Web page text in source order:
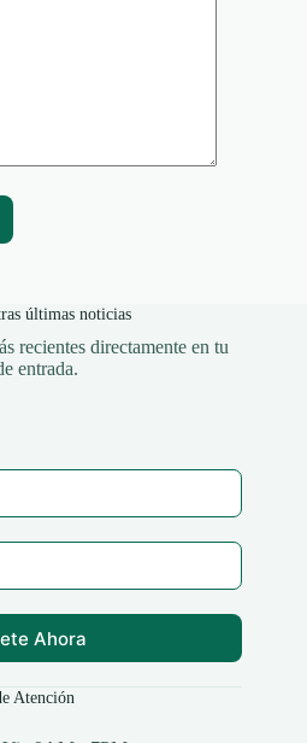
últimas noticias
recientes directamente en tu
entrada.
Ahora
Atención